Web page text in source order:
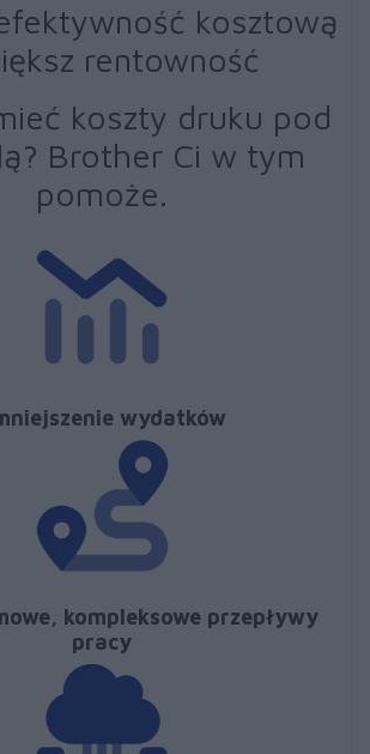
kosztową
rentowność
koszty druku pod
Brother Ci w tym
pomoże.
wydatków
kompleksowe przepływy
pracy